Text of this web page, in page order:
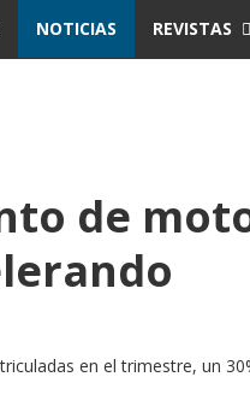
NOTICIAS REVISTAS
de
en el trimestre, un